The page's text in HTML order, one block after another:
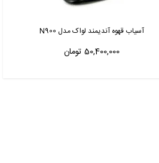
آسیاب قهوه آندیمند لواک مدل N900
50,400,000 تومان